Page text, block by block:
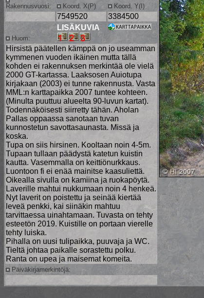
Rakennusvuosi: Koord. X(P) Koord. Y(I)
7549520 3384500
Huom:
LISÄKUVIA
Hirsistä päätellen kämppä on jo useamman
kymmenen vuoden ikäinen mutta tällä
kohden ei rakennuksen merkintää ole vielä
2000 GT-kartassa. Laaksosen Auiotupa
kirjakaan (2003) ei tunne rakennusta. Vasta
MML:n karttapaikka 2007 tuntee kohteen.
(Minulta puuttuu alueelta 90-luvun kartat).
Todennäköisesti siirretty tähän. Aholan
Pallas oppaassa sanotaan tuvan
kunnostetun savottasaunasta. Missä ja
koska.
Tupa on siis hirsinen. Kooltaan noin 4-5m.
Tupaan tullaan päädystä katetun kuistin
kautta. Vasemmalla on keittiönurkkaus.
Luontoon fi ei enää mainitse kaasuliettä.
Oikealla sivulla on kamiina ja ruokapöytä.
Laverille mahtui nukkumaan noin 4 henkeä.
Nyt laverit on poistettu ja seinää kiertää
leveä penkki, kai siinäkin mahtuu
tarvittaessa uinahtamaan. Tuvasta on tehty
esteetön 2019. Kuistille on portaan vierelle
tehty luiska.
Pihalla on uusi tulipaikka, puuvaja ja WC.
Tieltä johtaa paikalle sorastettu polku.
Ranta on upea ja maisemat komeita.
Päiväkirjamerkintöjä: